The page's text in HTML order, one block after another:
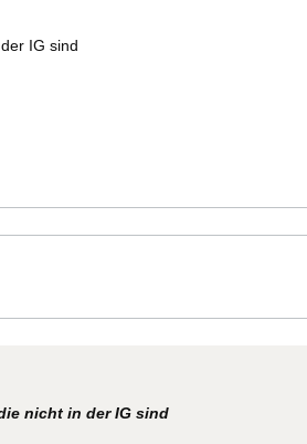
IG sind
nicht in der IG sind